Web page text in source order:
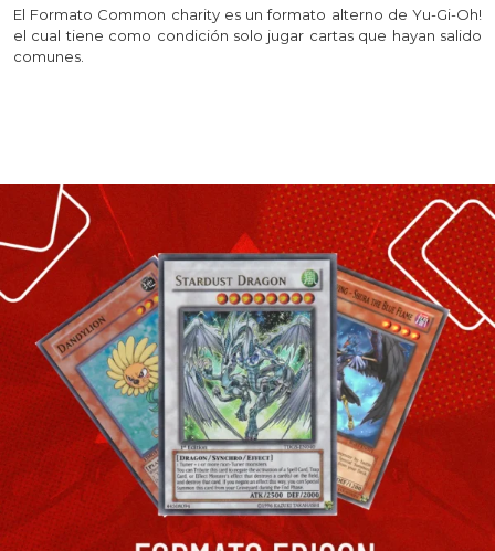
El Formato Common charity es un formato alterno de Yu-Gi-Oh!
el cual tiene como condición solo jugar cartas que hayan salido
comunes.